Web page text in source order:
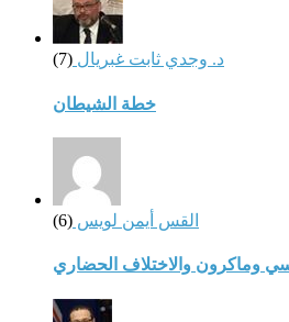
د. وجدي ثابت غبريال (7)
خطة الشيطان
القس أيمن لويس (6)
وماكرون والاختلاف الحضاري